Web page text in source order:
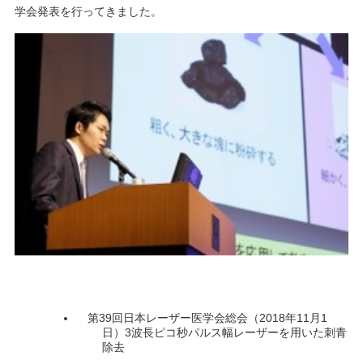
学会発表を行ってきました。
第39回日本レーザー医学会総会（2018年11月1
日）3波長ピコ秒パルス幅レーザーを用いた刺青
除去